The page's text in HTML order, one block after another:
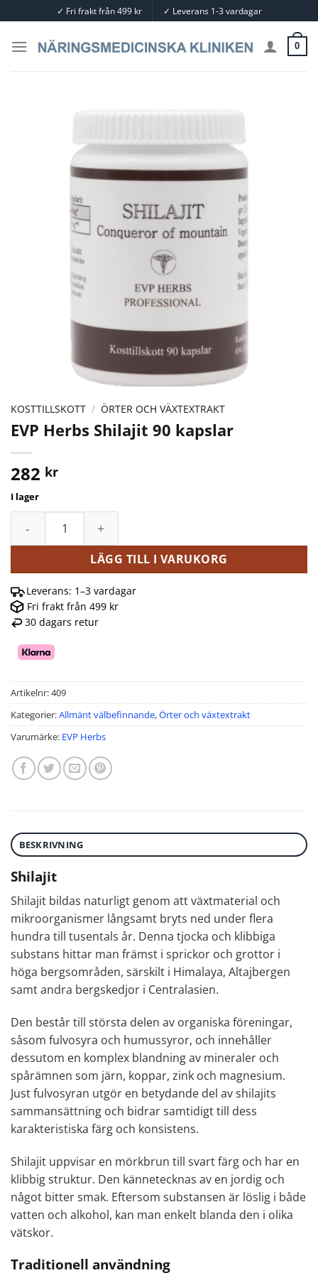
to
content
✓ Fri frakt från 499 kr ✓ Leverans 1-3 vardagar
0
KOSTTILLSKOTT / ÖRTER OCH VÄXTEXTRAKT
EVP Herbs Shilajit 90 kapslar
282 kr
I lager
LÄGG TILL I VARUKORG
Leverans: 1–3 vardagar
Fri frakt från 499 kr
30 dagars retur
Artikelnr:409
Kategorier:Allmänt välbefinnande,Örter och växtextrakt
Varumärke: EVP Herbs
BESKRIVNING
Shilajit
Shilajit bildas naturligt genom att växtmaterial och
mikroorganismer långsamt bryts ned under flera
hundra till tusentals år. Denna tjocka och klibbiga
substans hittar man främst i sprickor och grottor i
höga bergsområden, särskilt i Himalaya, Altajbergen
samt andra bergskedjor i Centralasien.
Den består till största delen av organiska föreningar,
såsom fulvosyra och humussyror, och innehåller
dessutom en komplex blandning av mineraler och
spårämnen som järn, koppar, zink och magnesium.
Just fulvosyran utgör en betydande del av shilajits
sammansättning och bidrar samtidigt till dess
karakteristiska färg och konsistens.
Shilajit uppvisar en mörkbrun till svart färg och har en
klibbig struktur. Den kännetecknas av en jordig och
något bitter smak. Eftersom substansen är löslig i både
vatten och alkohol, kan man enkelt blanda den i olika
vätskor.
Traditionell användning